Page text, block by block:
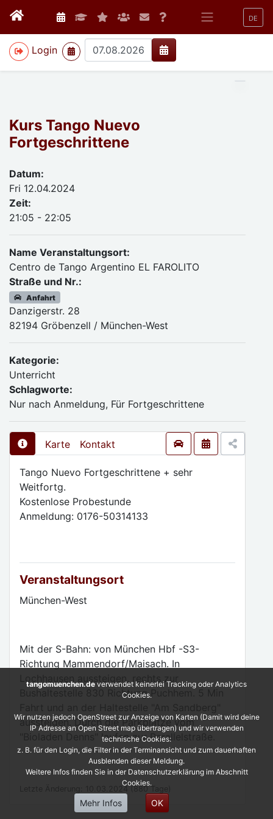
DE
Login
>
Kurs Tango Nuevo
Fortgeschrittene
Datum:
Fri 12.04.2024
Zeit:
21:05 - 22:05
Name Veranstaltungsort:
Centro de Tango Argentino EL FAROLITO
Straße und Nr.:
Anfahrt
Danzigerstr. 28
82194 Gröbenzell / München-West
Kategorie:
Unterricht
Schlagworte:
Nur nach Anmeldung, Für Fortgeschrittene
Karte Kontakt
Tango Nuevo Fortgeschrittene + sehr
Weitfortg.
Kostenlose Probestunde
Anmeldung: 0176-50314133
Veranstaltungsort
München-West
Mit der S-Bahn: von München Hbf -S3-
Richtung Mammendorf/Maisach. In
Lochhausen aussteigen, rechts zur
Bushaltestelle 830 Richtung Puchhem. 5 Min
aussteigen. Durch die Parkplätze vom
"Bioladen Denns" laufen zur Parallelstraße.
Letzte Änderung: 10.03.2024 (880 Tage)
tangomuenchen.de verwendet keinerlei Tracking oder Analytics
Cookies.
Wir nutzen jedoch OpenStreet zur Anzeige von Karten (Damit wird deine
IP Adresse an Open Street map übertragen) und wir verwenden
technische Cookies:
z. B. für den Login, die Filter in der Terminansicht und zum dauerhaften
Ausblenden dieser Meldung.
Weitere Infos finden Sie in der Datenschutzerklärung im Abschnitt
Cookies.
Mehr Infos OK